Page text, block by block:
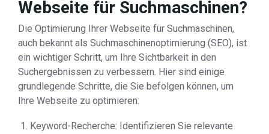
Webseite für Suchmaschinen?
Die Optimierung Ihrer Webseite für Suchmaschinen,
auch bekannt als Suchmaschinenoptimierung (SEO), ist
ein wichtiger Schritt, um Ihre Sichtbarkeit in den
Suchergebnissen zu verbessern. Hier sind einige
grundlegende Schritte, die Sie befolgen können, um
Ihre Webseite zu optimieren:
Keyword-Recherche: Identifizieren Sie relevante